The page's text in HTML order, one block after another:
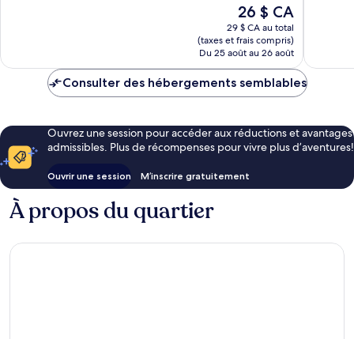
Le
prix
est
de
26 $ CA
26 $ CA
29 $ CA au total
(taxes et frais compris)
Du 25 août au 26 août
Consulter des hébergements semblables
Ouvrez une session pour accéder aux réductions et avantages
admissibles. Plus de récompenses pour vivre plus d’aventures!
Ouvrir une session M’inscrire gratuitement
À propos du quartier